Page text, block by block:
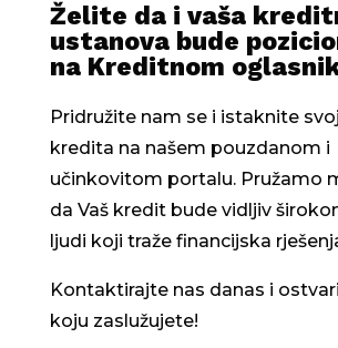
Želite da i vaša
ustanova bude
na Kreditnom
Pridružite nam se i istaknite
kredita na našem pouzdanom i
učinkovitom portalu. Pružamo
da Vaš kredit bude vidljiv
ljudi koji traže financijska
Kontaktirajte nas danas i
koju zaslužujete!